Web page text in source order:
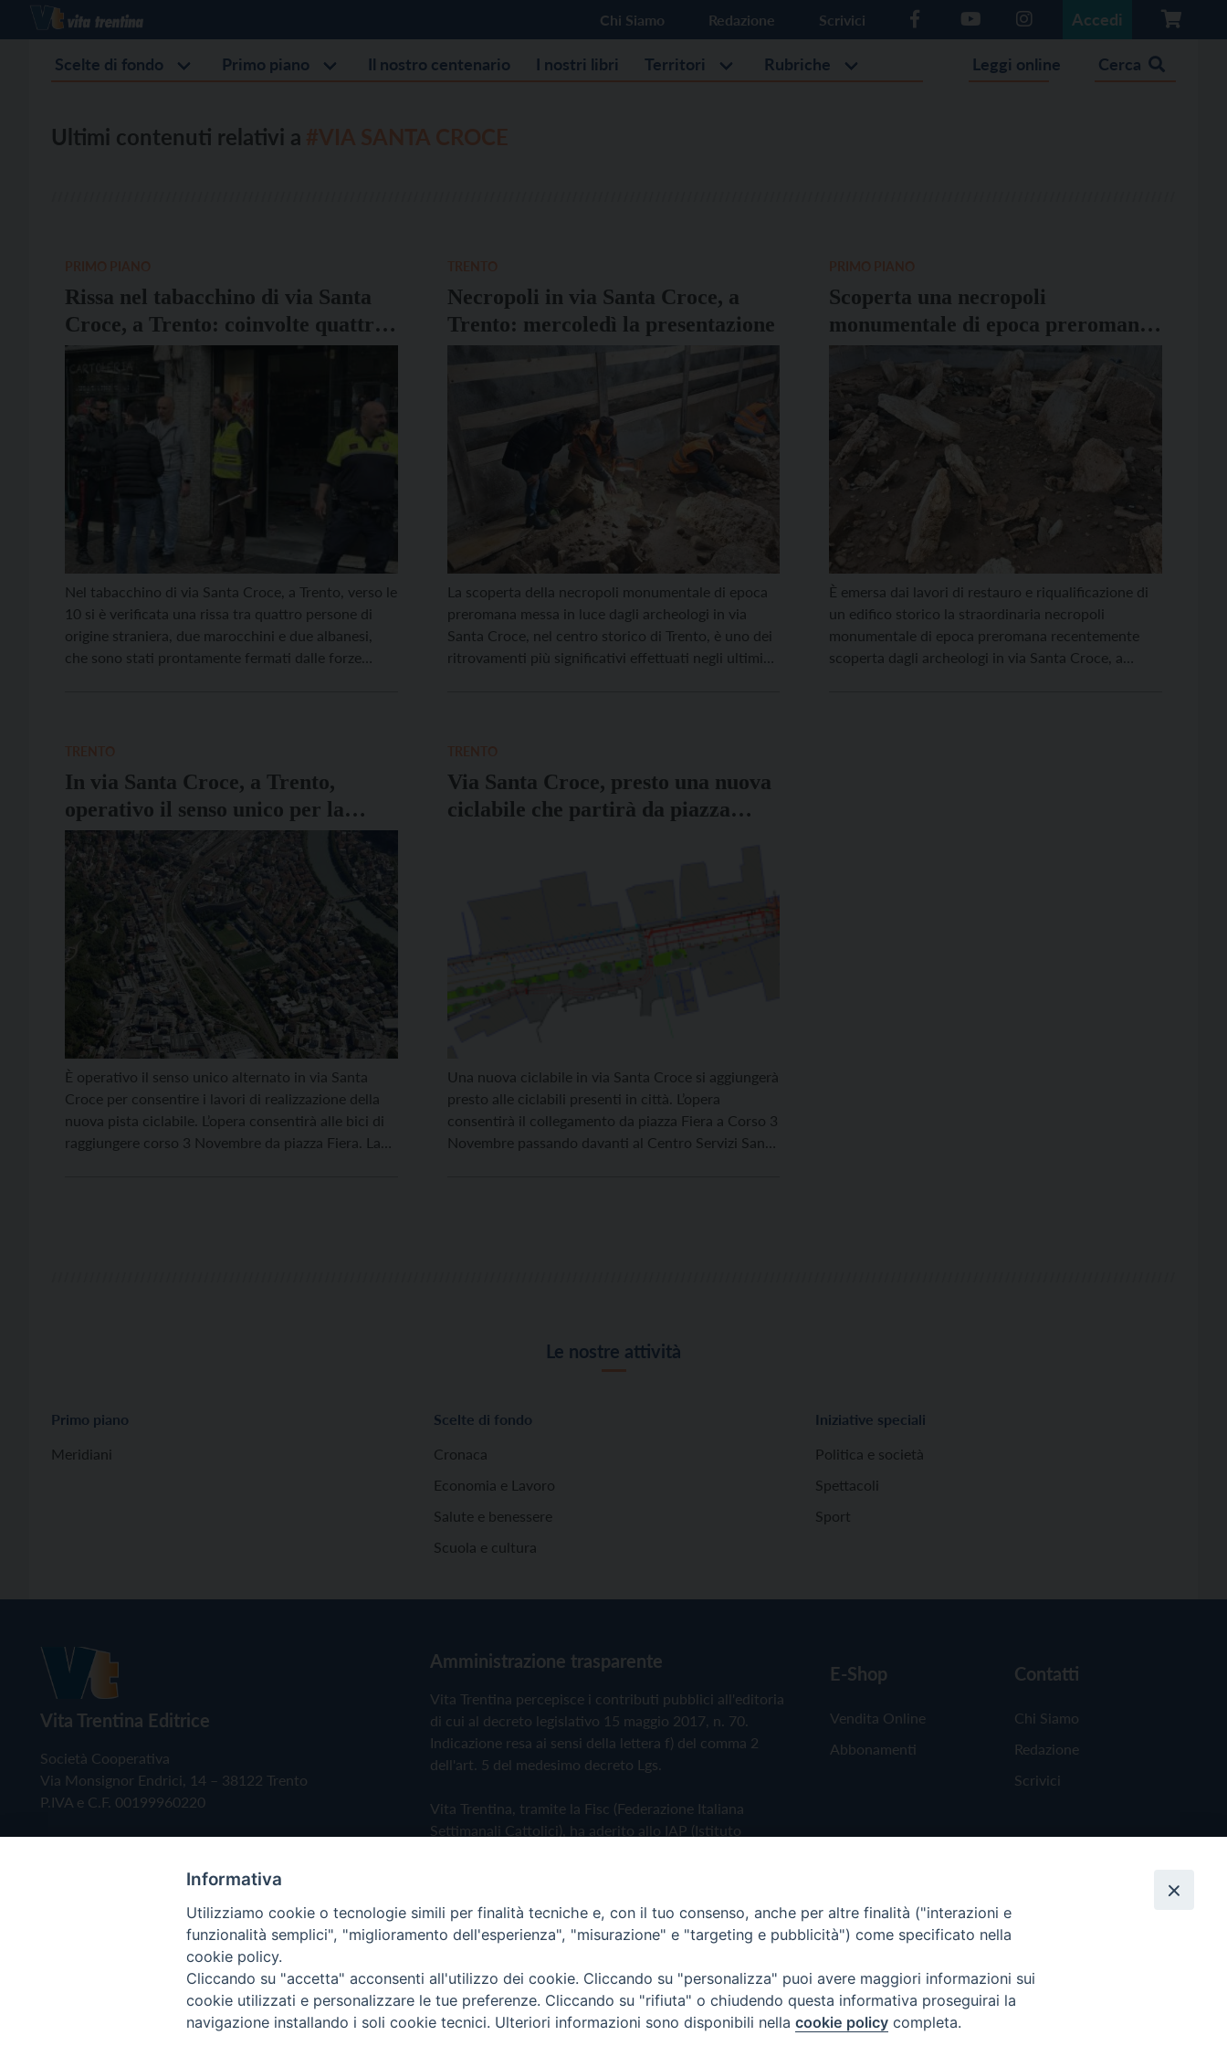
Chi Siamo Redazione Scrivici Accedi
Scelte di fondo Primo piano Il nostro centenario I nostri libri Territori Rubriche Leggi online Cerca
Ultimi contenuti relativi a
Rissa nel tabacchino di via Santa
Croce, a Trento: coinvolte quattro
persone
Nel tabacchino di via Santa Croce, a Trento, verso le
10 si è verificata una rissa tra quattro persone di
origine straniera, due marocchini e due albanesi,
che sono stati prontamente fermati dalle forze
Necropoli in via Santa Croce, a
Trento: mercoledì la presentazione
La scoperta della necropoli monumentale di epoca
preromana messa in luce dagli archeologi in via
Santa Croce, nel centro storico di Trento, è uno dei
ritrovamenti più significativi effettuati negli ultimi
Scoperta una necropoli
monumentale di epoca preromana
nel centro storico di Trento
È emersa dai lavori di restauro e riqualificazione di
un edifico storico la straordinaria necropoli
monumentale di epoca preromana recentemente
scoperta dagli archeologi in via Santa Croce, a
In via Santa Croce, a Trento,
operativo il senso unico per la
nuova pista ciclabile
È operativo il senso unico alternato in via Santa
Croce per consentire i lavori di realizzazione della
nuova pista ciclabile. L’opera consentirà alle bici di
raggiungere corso 3 Novembre da piazza Fiera. La
Via Santa Croce, presto una nuova
ciclabile che partirà da piazza
Una nuova ciclabile in via Santa Croce si aggiungerà
presto alle ciclabili presenti in città. L’opera
consentirà il collegamento da piazza Fiera a Corso 3
Novembre passando davanti al Centro Servizi Santa
Le nostre attività
Primo piano
Meridiani
Scelte di fondo
Cronaca
Economia e Lavoro
Salute e benessere
Scuola e cultura
Iniziative speciali
Politica e società
Spettacoli
Sport
Vita Trentina Editrice
Società Cooperativa
Via Monsignor Endrici, 14 – 38122 Trento
P.IVA e C.F. 00199960220
Amministrazione trasparente
Vita Trentina percepisce i contributi pubblici all'editoria
di cui al decreto legislativo 15 maggio 2017, n. 70.
Indicazione resa ai sensi della lettera f) del comma 2
dell'art. 5 del medesimo decreto Lgs.
Vita Trentina, tramite la Fisc (Federazione Italiana
Settimanali Cattolici), ha aderito allo IAP (Istituto
Privacy Policy Cookie Policy
E-Shop
Vendita Online
Abbonamenti
Contatti
Chi Siamo
Redazione
Scrivici
Copyright © 2019 - Tutti i diritti riservati - Vita Trentina Editrice
Informativa
Utilizziamo cookie o tecnologie simili per finalità tecniche e, con il tuo consenso, anche per altre finalità ("interazioni e
funzionalità semplici", "miglioramento dell'esperienza", "misurazione" e "targeting e pubblicità") come specificato nella
cookie policy.
Cliccando su "accetta" acconsenti all'utilizzo dei cookie. Cliccando su "personalizza" puoi avere maggiori informazioni sui
cookie utilizzati e personalizzare le tue preferenze. Cliccando su "rifiuta" o chiudendo questa informativa proseguirai la
navigazione installando i soli cookie tecnici. Ulteriori informazioni sono disponibili nella cookie policy completa.